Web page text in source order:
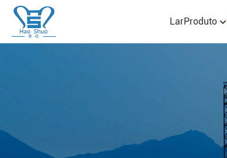
LarProduto